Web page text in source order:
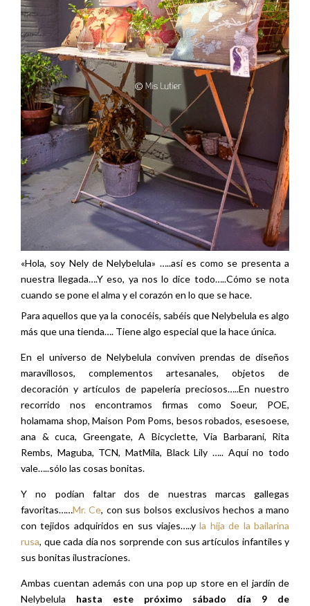
«Hola, soy Nely de Nelybelula» …..así es como se presenta a
nuestra llegada….Y eso, ya nos lo dice todo…..Cómo se nota
cuando se pone el alma y el corazón en lo que se hace.
Para aquellos que ya la conocéis, sabéis que Nelybelula es algo
más que una tienda…. Tiene algo especial que la hace única.
En el universo de Nelybelula conviven prendas de diseños
maravillosos, complementos artesanales, objetos de
decoración y artículos de papelería preciosos…..En nuestro
recorrido nos encontramos firmas como Soeur, POE,
holamama shop, Maison Pom Poms, besos robados, esesoese,
ana & cuca, Greengate, A Bicyclette, Via Barbarani, Rita
Rembs, Maguba, TCN, MatMila, Black Lily ….. Aquí no todo
vale…..sólo las cosas bonitas.
Y no podían faltar dos de nuestras marcas gallegas
favoritas……Mr. Ce, con sus bolsos exclusivos hechos a mano
con tejidos adquiridos en sus viajes…..yla hija de la bailarina
rusa, que cada día nos sorprende con sus artículos infantiles y
sus bonitas ilustraciones.
Ambas cuentan además con una pop up store en el jardín de
Nelybelula hasta este próximo sábado día 9 de